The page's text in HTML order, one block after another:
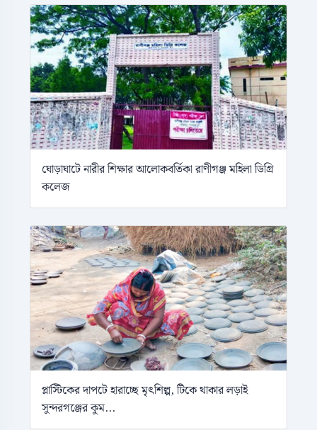
ঘোড়াঘাটে নারীর শিক্ষার আলোকবর্তিকা রাণীগঞ্জ মহিলা ডিগ্রি
কলেজ
প্লাস্টিকের দাপটে হারাচ্ছে মৃৎশিল্প, টিকে থাকার লড়াই
সুন্দরগঞ্জের কুম...